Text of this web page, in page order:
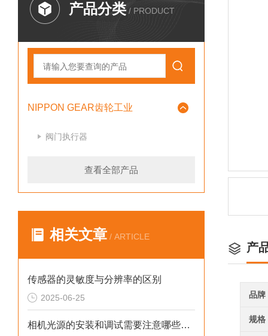
产品分类 / PRODUCT
NIPPON GEAR齿轮工业
阀门执行器
查看全部产品
相关文章 / ARTICLE
传感器的灵敏度与分辨率的区别
2025-06-25
相机光源的安装和调试需要注意哪些问题
产
品牌
规格